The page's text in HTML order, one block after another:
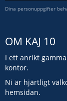
Dina personuppgifter
OM KAJ 10
I ett anrikt
kontor.
Ni är hjärtligt
hemsidan.